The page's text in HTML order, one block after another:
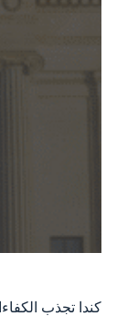
كندا تجذب